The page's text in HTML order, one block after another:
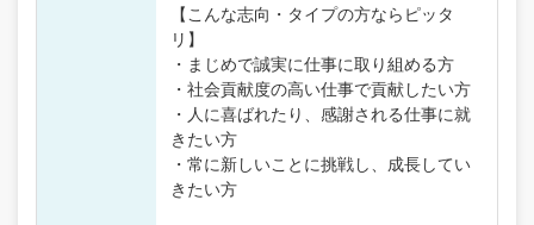
【こんな志向・タイプの方ならピッタ
リ】
・まじめで誠実に仕事に取り組める方
・社会貢献度の高い仕事で貢献したい方
・人に喜ばれたり、感謝される仕事に就
きたい方
・常に新しいことに挑戦し、成長してい
きたい方